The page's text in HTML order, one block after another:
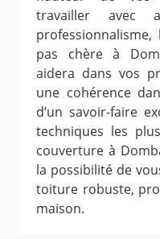
travailler avec
pas chère à
aidera dans vos
une cohérence
d’un savoir-faire
techniques les
couverture à
la possibilité de
toiture robuste,
maison.